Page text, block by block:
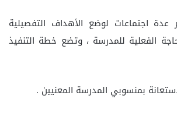
عدة اجتماعات لوضع الأهداف التفصيلية
الفعلية للمدرسة ، وتضع خطة التنفيذ
بمنسوبي المدرسة المعنيين .